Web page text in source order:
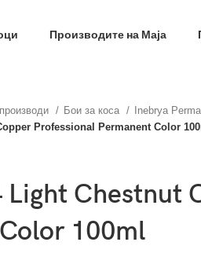
Производите на Маја
Бои за коса Inebrya
Professional Permanent Color
Chestnut
100ml